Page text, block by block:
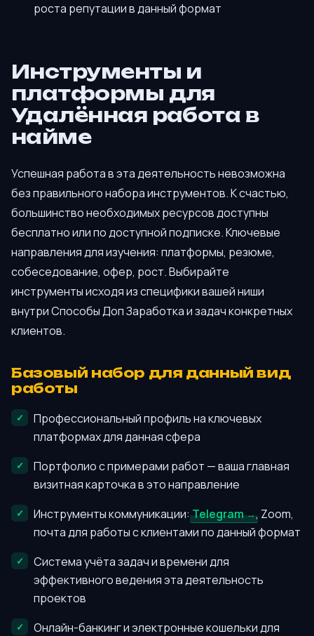
роста репутации в данный формат
Инструменты и
платформы для
Удалённая работа в
найме
Успешная работа в эта деятельность невозможна
без правильного набора инструментов. К счастью,
большинство необходимых ресурсов доступны
бесплатно или по доступной подписке. Ключевые
направления для изучения: платформы, резюме,
собеседование, офер, рост. Выбирайте
инструменты исходя из специфики вашей ниши
внутри Способы Доп Заработка и задач конкретных
клиентов.
Базовый набор для данный вид
работы
Профессиональный профиль на ключевых
платформах для данная сфера
Портфолио с примерами работ — ваша главная
визитная карточка в это направление
Инструменты коммуникации:Telegram
, Zoom,
почта для работы с клиентами по данный формат
Система учёта задач и времени для
эффективного ведения эта деятельность
проектов
Онлайн-банкинг и электронные кошельки для